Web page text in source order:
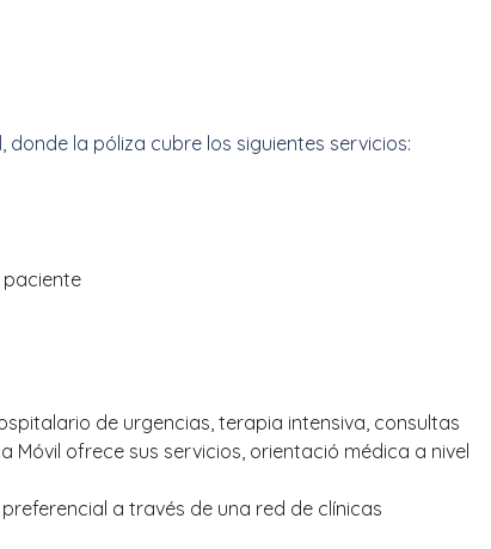
la póliza cubre los siguientes servicios:
de urgencias, terapia intensiva, consultas
Móvil ofrece sus servicios, orientació médica a nivel
a través de una red de clínicas